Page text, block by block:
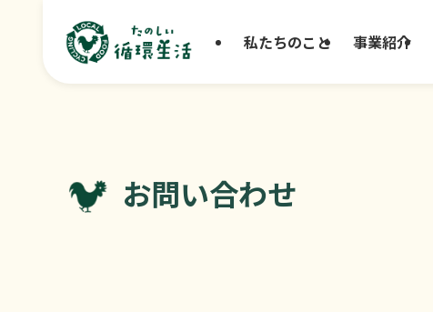
私たちのこと 事業紹介
お問い合わせ